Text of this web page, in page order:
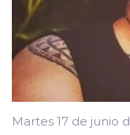
Martes 17 de junio